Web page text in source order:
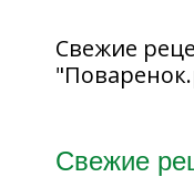
Свежие
Свежие